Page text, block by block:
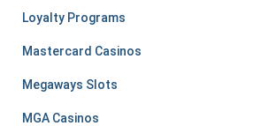
Loyalty Programs
Mastercard Casinos
Megaways Slots
MGA Casinos